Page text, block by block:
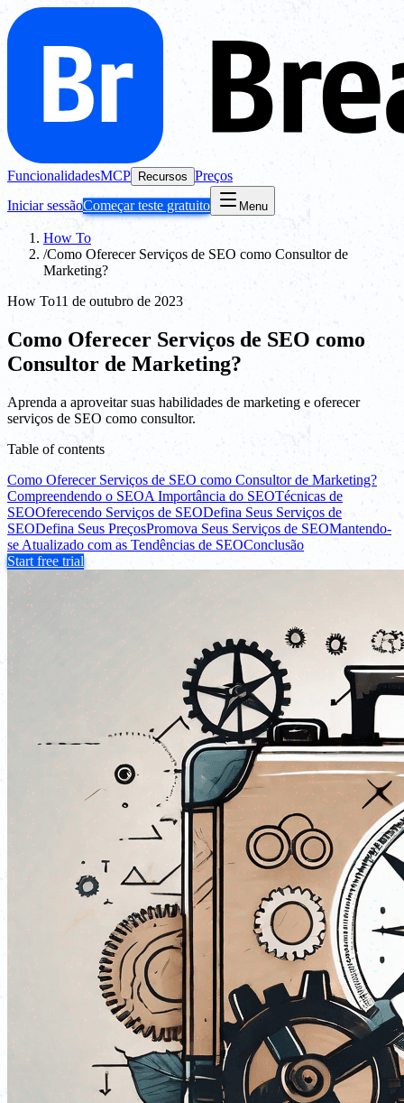
FuncionalidadesMCP Recursos Preços
Iniciar sessãoComeçar teste gratuito Menu
How To
/Como Oferecer Serviços de SEO como Consultor de
Marketing?
How To11 de outubro de 2023
Como Oferecer Serviços de SEO como
Consultor de Marketing?
Aprenda a aproveitar suas habilidades de marketing e oferecer
serviços de SEO como consultor.
Table of contents
Como Oferecer Serviços de SEO como Consultor de Marketing?
Compreendendo o SEOA Importância do SEOTécnicas de
SEOOferecendo Serviços de SEODefina Seus Serviços de
SEODefina Seus PreçosPromova Seus Serviços de SEOMantendo-
se Atualizado com as Tendências de SEOConclusão
Start free trial